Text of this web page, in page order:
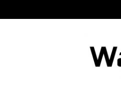
招
財
貓